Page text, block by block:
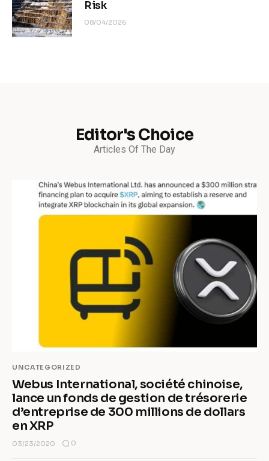
Risk
08/04/2026
Editor's Choice
Articles Of The Day
UNCATEGORIZED
Webus International, société chinoise,
lance un fonds de gestion de trésorerie
d’entreprise de 300 millions de dollars
en XRP
03/23/2020 0